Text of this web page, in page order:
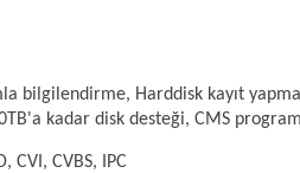
bilgilendirme, Harddisk kayıt
kadar disk desteği, CMS
CVI, CVBS, IPC